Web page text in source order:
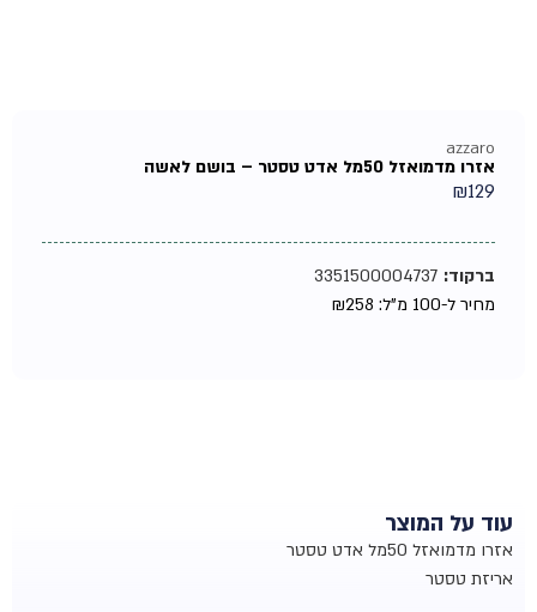
azzaro
אזרו מדמואזל 50מל אדט טסטר – בושם לאשה
₪129
ברקוד:3351500004737
מחיר ל-100 מ"ל:
₪258
עוד על המוצר
אזרו מדמואזל 50מל אדט טסטר
אריזת טסטר